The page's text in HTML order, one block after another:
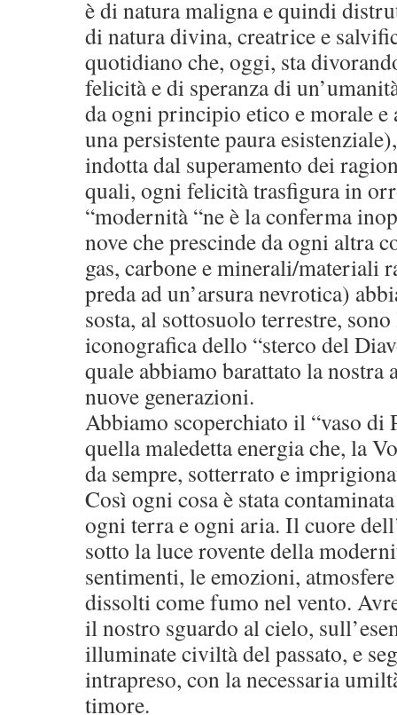
è di natura maligna e quindi
di natura divina, creatrice e
quotidiano che, oggi, sta
felicità e di speranza di
da ogni principio etico e morale e
una persistente paura
indotta dal superamento dei
quali, ogni felicità trasfigura in
“modernità “ne è la conferma
nove che prescinde da ogni altra
gas, carbone e minerali/materiali
preda ad un’arsura nevrotica)
sosta, al sottosuolo terrestre,
iconografica dello “sterco del
quale abbiamo barattato la
nuove generazioni.
Abbiamo scoperchiato il “vaso di
quella maledetta energia che, la
da sempre, sotterrato e
Così ogni cosa è stata
ogni terra e ogni aria. Il cuore
sotto la luce rovente della
sentimenti, le emozioni,
dissolti come fumo nel vento.
il nostro sguardo al cielo,
illuminate civiltà del passato, e
intrapreso, con la necessaria
timore.